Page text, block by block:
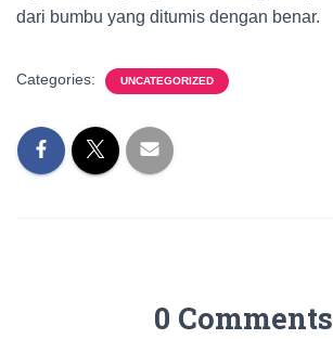
dari bumbu yang ditumis dengan benar.
Categories: UNCATEGORIZED
0 Comments